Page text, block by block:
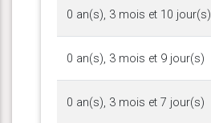
0 an(s), 3 mois et 10 jour(s)
0 an(s), 3 mois et 9 jour(s)
0 an(s), 3 mois et 7 jour(s)